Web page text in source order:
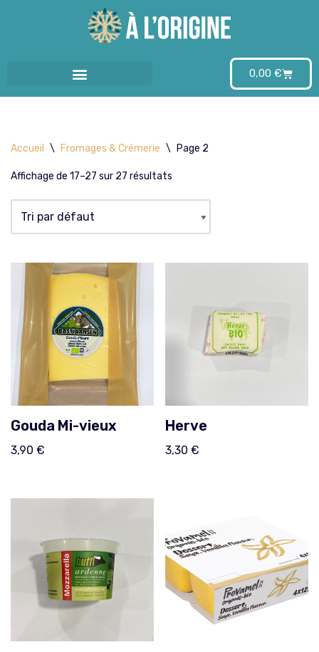
0,00 €
Accueil \ Fromages & Crémerie \ Page 2
Affichage de 17–27 sur 27 résultats
Gouda Mi-vieux
3,90 €
Herve
3,30€